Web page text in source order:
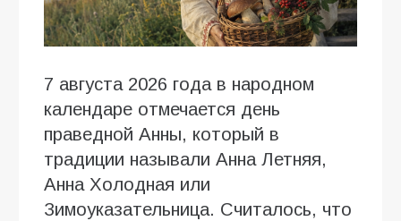
7 августа 2026 года в народном
календаре отмечается день
праведной Анны, который в
традиции называли Анна Летняя,
Анна Холодная или
Зимоуказательница. Считалось, что